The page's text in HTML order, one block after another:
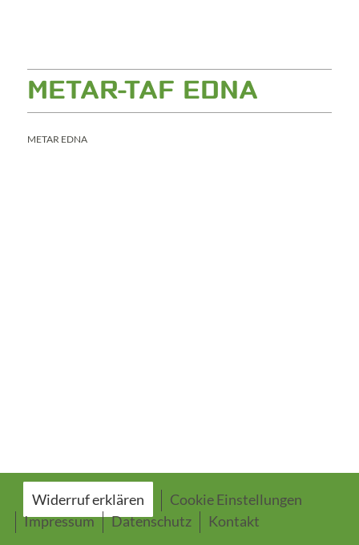
METAR-TAF EDNA
METAR EDNA
Widerruf erklären
Cookie Einstellungen
Impressum
Datenschutz Kontakt